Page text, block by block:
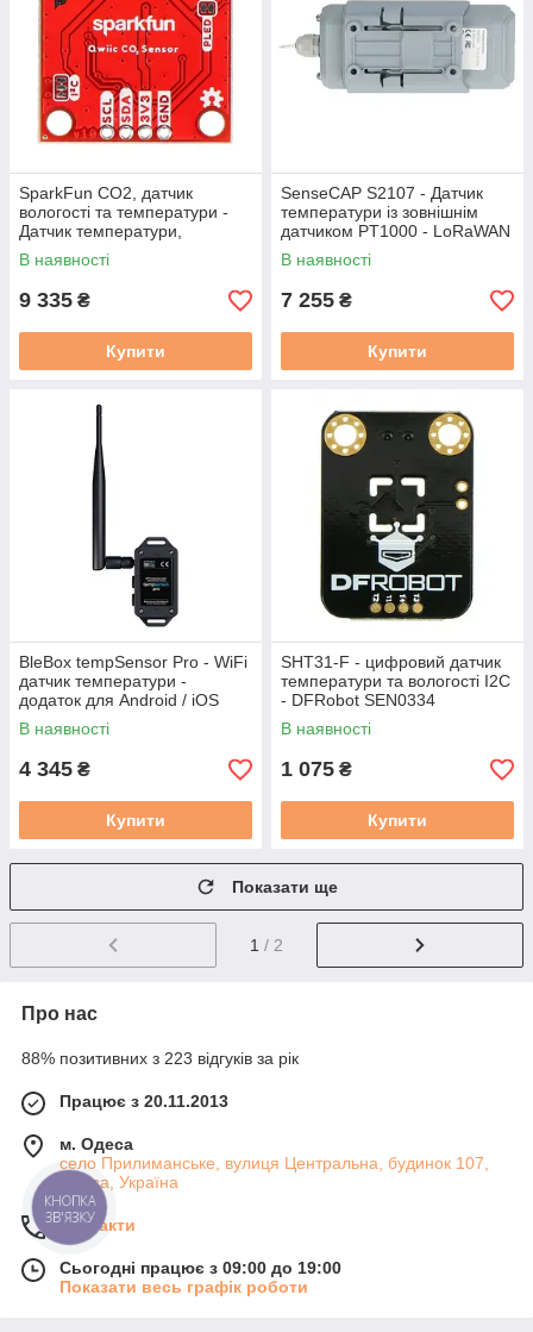
SparkFun CO2, датчик
вологості та температури -
Датчик температури,
вологості та газу - SCD40 -
Qwiic - SparkFun SEN-22395
В наявності
9 335 ₴
Купити
SenseCAP S2107 - Датчик
температури із зовнішнім
датчиком PT1000 - LoRaWAN
- Seeedstudio 114993078
В наявності
7 255 ₴
Купити
BleBox tempSensor Pro - WiFi
датчик температури -
додаток для Android / iOS
В наявності
4 345 ₴
Купити
SHT31-F - цифровий датчик
температури та вологості I2C
- DFRobot SEN0334
В наявності
1 075 ₴
Купити
Показати ще
1 / 2
Про нас
88% позитивних з 223 відгуків за рік
Працює з 20.11.2013
м. Одеса
село Прилиманське, вулиця Центральна, будинок 107,
Одеса, Україна
Контакти
Сьогодні працює з 09:00 до 19:00
Показати весь графік роботи
КНОПКА
ЗВ'ЯЗКУ